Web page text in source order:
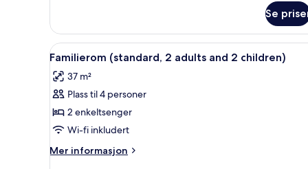
3
children)
(superior,
adults
3
children)
Se
Åpne
alle
bildene
av
Familierom
(standard,
2
adults
Sengetøy av topp kvalitet,
4
Familierom (standard, 2 adults and 2 children)
37 m²
Plass til 4 personer
2 enkeltsenger
Wi-fi inkludert
Mer informasjon
Mer